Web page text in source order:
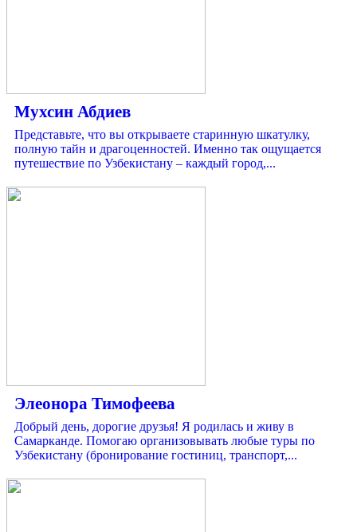
Мухсин Абдиев
Представьте, что вы открываете старинную шкатулку,
полную тайн и драгоценностей. Именно так ощущается
путешествие по Узбекистану – каждый город,...
Элеонора Тимофеева
Добрый день, дорогие друзья! Я родилась и живу в
Самарканде. Помогаю организовывать любые туры по
Узбекистану (бронирование гостиниц, транспорт,...